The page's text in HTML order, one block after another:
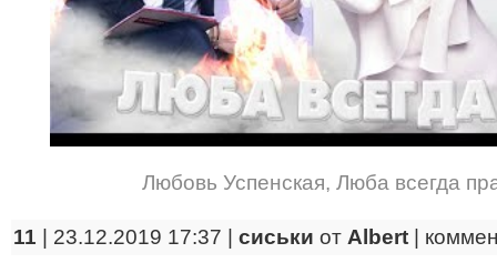
Любовь Успенская, Люба всегда
11 | 23.12.2019 17:37 | сиськи от Albert